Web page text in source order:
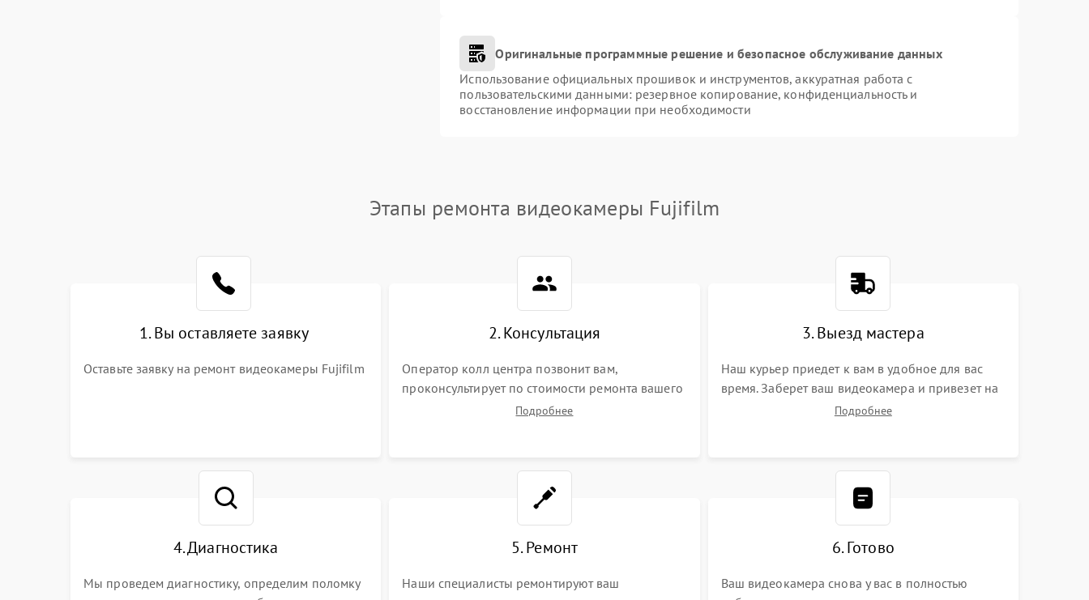
Оригинальные программные решение и безопасное обслуживание данных
Использование официальных прошивок и инструментов, аккуратная работа с
пользовательскими данными: резервное копирование, конфиденциальность и
восстановление информации при необходимости
Этапы ремонта видеокамеры Fujifilm
1. Вы оставляете заявку
Оставьте заявку на ремонт видеокамеры Fujifilm
2. Консультация
Оператор колл центра позвонит вам,
проконсультирует по стоимости ремонта вашего
видеокамеры а также ответит на все ваши
Подробнее
3. Выезд мастера
Наш курьер приедет к вам в удобное для вас
время. Заберет ваш видеокамера и привезет на
склад для диагностики.Подробнее
4. Диагностика
Мы проведем диагностику, определим поломку
5. Ремонт
Наши специалисты ремонтируют ваш
6. Готово
Ваш видеокамера снова у вас в полностью